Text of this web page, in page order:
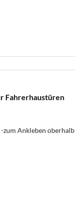
Fahrerhaustüren
zum Ankleben oberhalb